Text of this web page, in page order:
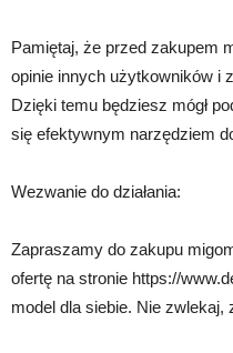
Pamiętaj, że przed zakupem
opinie innych użytkowników i
Dzięki temu będziesz mógł
się efektywnym narzędziem
Wezwanie do działania:
Zapraszamy do zakupu
ofertę na stronie https://
model dla siebie. Nie zwlekaj,